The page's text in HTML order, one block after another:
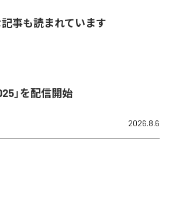
事も読まれています
」を配信開始
2026.8.6